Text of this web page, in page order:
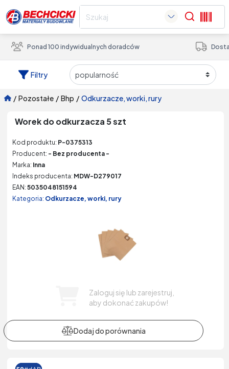
Ponad 100 indywidualnych doradców
Search
Filtry
odkurzacze, worki, rury
/
bhp
/
pozostałe
/
Worek do odkurzacza 5 szt
Kod produktu: P-0375313
Producent: - Bez producenta -
Marka: Inna
Indeks producenta: MDW-D279017
EAN: 5035048151594
Kategoria: Odkurzacze, worki, rury
Zaloguj się lub zarejestruj,
aby dokonać zakupów!